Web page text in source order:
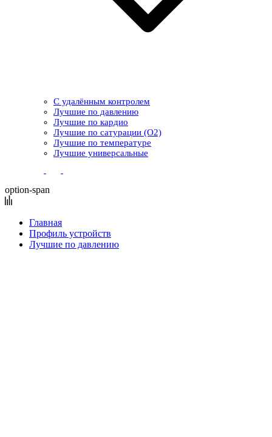
С удалённым контролем
Лучшие по давлению
Лучшие по кардио
Лучшие по сатурации (О2)
Лучшие по температуре
Лучшие универсальные
option-span
Главная
Профиль устройств
Лучшие по давлению